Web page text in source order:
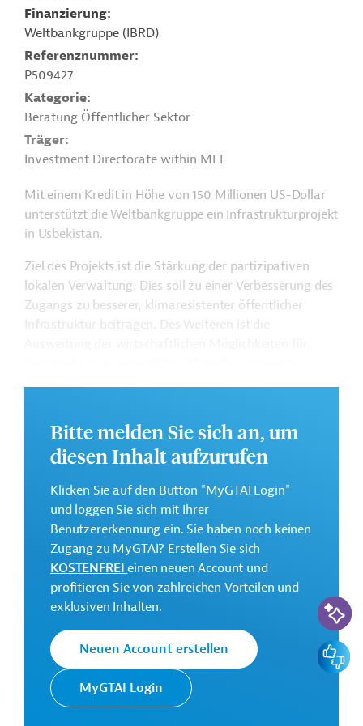
Finanzierung
Weltbankgruppe (IBRD)
Referenznummer
P509427
Kategorie
Beratung Öffentlicher Sektor
Träger
Investment Directorate within MEF
Mit einem Kredit in Höhe von 150 Millionen US-Dollar
unterstützt die Weltbankgruppe ein Infrastrukturprojekt
in Usbekistan.
Ziel des Projekts ist die Stärkung der partizipativen
lokalen Verwaltung. Dies soll zu einer Verbesserung des
Zugangs zu besserer, klimaresistenter öffentlicher
Infrastruktur beitragen. Des Weiteren ist die
Weitere Informationen zu dem Entwicklungsprojekt
finden Sie auf derWebseite der Weltbankgruppe
bereitsteht.
GTAI informiert über die Weltbankgruppe:
Schwerpunkte, Regularien und praktische Hinweise zur
Geschäftsanbahnung.
Gesamtkosten:
340 Millionen US-Dollar
Geberbeitrag:
150 Millionen US-Dollar (IDA, Kredit)
Kontaktadressen
Bitte melden Sie sich an, um
diesen Inhalt aufzurufen
Klicken Sie auf den Button "MyGTAI Login"
und loggen Sie sich mit Ihrer
Benutzererkennung ein. Sie haben noch keinen
Zugang zu MyGTAI? Erstellen Sie sich
KOSTENFREIeinen neuen Account und
profitieren Sie von zahlreichen Vorteilen und
exklusiven Inhalten.
Neuen Account erstellen
MyGTAI Login
KI-